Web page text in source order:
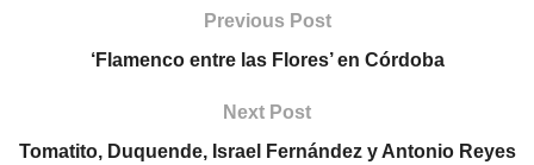
Previous Post
‘Flamenco entre las Flores’ en Córdoba
Next Post
Tomatito, Duquende, Israel Fernández y Antonio Reyes